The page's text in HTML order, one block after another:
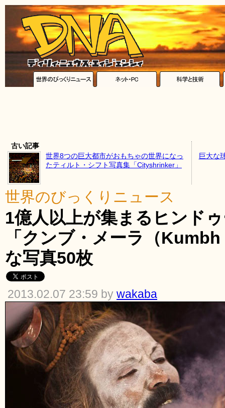
古い記事
世界8つの巨大都市がおもちゃの世界になっ
たティルト・シフト写真集「Cityshrinker」
巨大な
世界のびっくりニュース
1億人以上が集まるヒンド
「クンブ・メーラ（
な写真50枚
2013.02.07 23:59 by wakaba